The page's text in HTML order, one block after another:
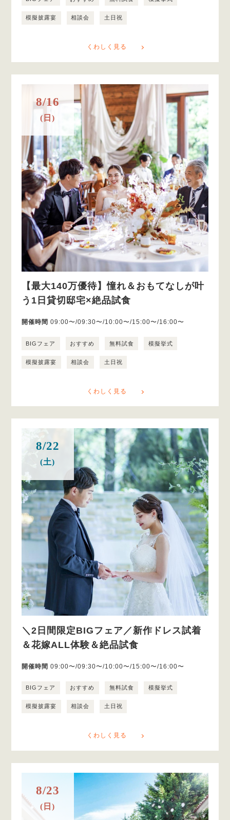
模擬披露宴 相談会 土日祝
くわしく見る
8/16
(日)
【最大140万優待】憧れ＆おもてなしが叶
う1日貸切邸宅×絶品試食
開催時間 09:00〜/09:30〜/10:00〜/15:00〜/16:00〜
BIGフェア おすすめ 無料試食 模擬挙式
模擬披露宴 相談会 土日祝
くわしく見る
8/22
(土)
＼2日間限定BIGフェア／新作ドレス試着
＆花嫁ALL体験＆絶品試食
開催時間 09:00〜/09:30〜/10:00〜/15:00〜/16:00〜
BIGフェア おすすめ 無料試食 模擬挙式
模擬披露宴 相談会 土日祝
くわしく見る
8/23
(日)